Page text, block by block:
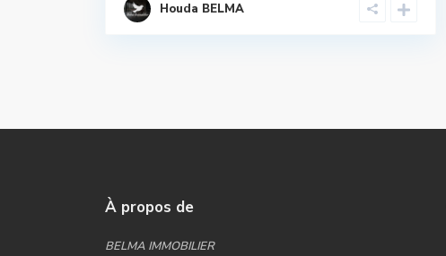
Houda BELMA
À propos de
BELMA IMMOBILIER